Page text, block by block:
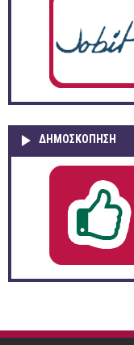
ΔΗΜΟΣΚΌΠΗΣΗ